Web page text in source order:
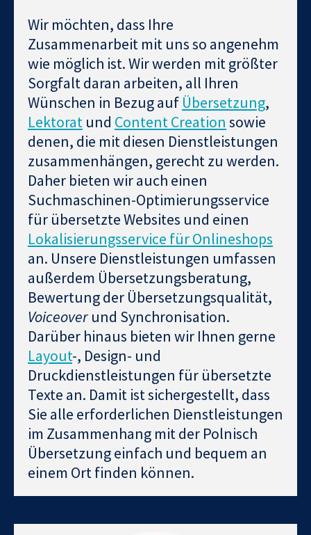
Wir möchten, dass Ihre
Zusammenarbeit mit uns so angenehm
wie möglich ist. Wir werden mit größter
Sorgfalt daran arbeiten, all Ihren
Wünschen in Bezug auf Übersetzung,
Lektorat und Content Creation sowie
denen, die mit diesen Dienstleistungen
zusammenhängen, gerecht zu werden.
Daher bieten wir auch einen
Suchmaschinen-Optimierungsservice
für übersetzte Websites und einen
Lokalisierungsservice für Onlineshops
an. Unsere Dienstleistungen umfassen
außerdem Übersetzungsberatung,
Bewertung der Übersetzungsqualität,
Voiceoverund Synchronisation.
Darüber hinaus bieten wir Ihnen gerne
Layout-, Design- und
Druckdienstleistungen für übersetzte
Texte an. Damit ist sichergestellt, dass
Sie alle erforderlichen Dienstleistungen
im Zusammenhang mit der Polnisch
Übersetzung einfach und bequem an
einem Ort finden können.